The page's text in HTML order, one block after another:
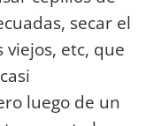
secar el
etc, que
luego de un